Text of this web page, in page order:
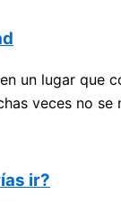
un lugar que
veces no
ir?